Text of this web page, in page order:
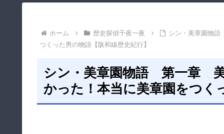
ホーム 歴史探偵千夜一夜
シン・美章園物
つくった男の物語【阪和線歴史紀行】
シン・美章園物語 第一章
かった！本当に美章園をつく